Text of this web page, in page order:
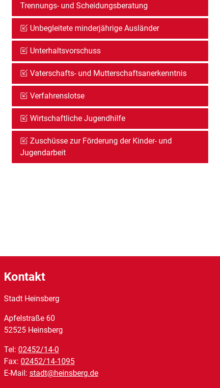
Trennungs- und Scheidungsberatung
Unbegleitete minderjährige Ausländer
Unterhaltsvorschuss
Vaterschafts- und Mutterschaftsanerkenntnis
Verfahrenslotse
Wirtschaftliche Jugendhilfe
Zuschüsse zur Förderung der Kinder- und
Jugendarbeit
Kontakt
Stadt Heinsberg
Apfelstraße 60
52525 Heinsberg
Tel: 02452/14-0
Fax: 02452/14-1095
E-Mail: stadt@heinsberg.de